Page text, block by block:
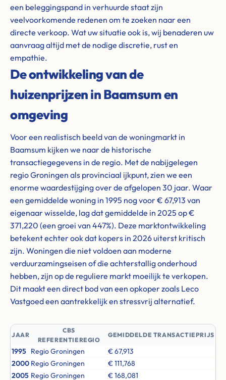
een beleggingspand in verhuurde staat zijn
veelvoorkomende redenen om te zoeken naar een
directe verkoop. Wat uw situatie ook is, wij benaderen uw
aanvraag altijd met de nodige discretie, rust en
empathie.
De ontwikkeling van de
huizenprijzen in Baamsum en
omgeving
Voor een realistisch beeld van de woningmarkt in
Baamsum kijken we naar de historische
transactiegegevens in de regio. Met de nabijgelegen
regio Groningen als provinciaal ijkpunt, zien we een
enorme waardestijging over de afgelopen 30 jaar. Waar
een gemiddelde woning in 1995 nog voor € 67,913 van
eigenaar wisselde, lag dat gemiddelde in 2025 op €
371,220 (een groei van 447%). Deze marktontwikkeling
betekent echter ook dat kopers in 2026 uiterst kritisch
zijn. Woningen die niet voldoen aan moderne
verduurzamingseisen of die achterstallig onderhoud
hebben, zijn op de reguliere markt moeilijk te verkopen.
Dit maakt een direct bod van een opkoper zoals Leco
Vastgoed een aantrekkelijk en stressvrij alternatief.
JAAR
CBS
REFERENTIEREGIO
GEMIDDELDE TRANSACTIEPRIJS
1995 Regio Groningen
€ 67,913
2000 Regio Groningen
€ 111,768
2005 Regio Groningen
€ 168,081